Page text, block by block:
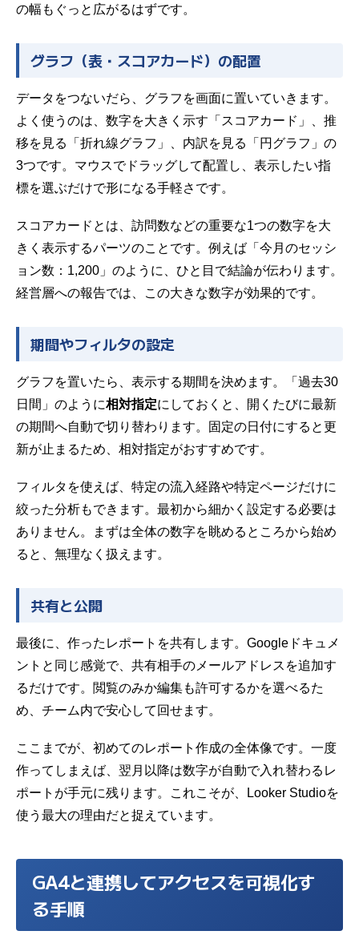
の幅もぐっと広がるはずです。
グラフ（表・スコアカード）の配置
データをつないだら、グラフを画面に置いていきます。
よく使うのは、数字を大きく示す「スコアカード」、推
移を見る「折れ線グラフ」、内訳を見る「円グラフ」の
3つです。マウスでドラッグして配置し、表示したい指
標を選ぶだけで形になる手軽さです。
スコアカードとは、訪問数などの重要な1つの数字を大
きく表示するパーツのことです。例えば「今月のセッシ
ョン数：1,200」のように、ひと目で結論が伝わります。
経営層への報告では、この大きな数字が効果的です。
期間やフィルタの設定
グラフを置いたら、表示する期間を決めます。「過去30
日間」のように相対指定にしておくと、開くたびに最新
の期間へ自動で切り替わります。固定の日付にすると更
新が止まるため、相対指定がおすすめです。
フィルタを使えば、特定の流入経路や特定ページだけに
絞った分析もできます。最初から細かく設定する必要は
ありません。まずは全体の数字を眺めるところから始め
ると、無理なく扱えます。
共有と公開
最後に、作ったレポートを共有します。Googleドキュメ
ントと同じ感覚で、共有相手のメールアドレスを追加す
るだけです。閲覧のみか編集も許可するかを選べるた
め、チーム内で安心して回せます。
ここまでが、初めてのレポート作成の全体像です。一度
作ってしまえば、翌月以降は数字が自動で入れ替わるレ
ポートが手元に残ります。これこそが、Looker Studioを
使う最大の理由だと捉えています。
GA4と連携してアクセスを可視化す
る手順